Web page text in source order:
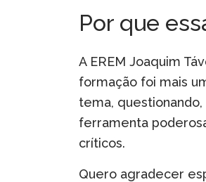
Por que
A EREM Joaquim
formação foi mais
tema,
ferramenta
críticos.
Quero agradecer